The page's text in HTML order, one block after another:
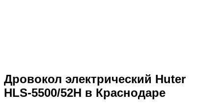
Дровокол электрический Huter
HLS-5500/52H в Краснодаре